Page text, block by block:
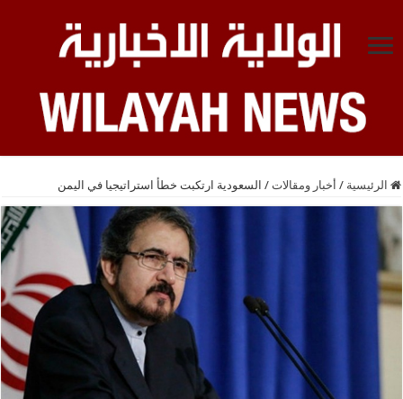
الرئيسية / أخبار ومقالات / السعودية ارتكبت خطأ استراتيجيا في اليمن